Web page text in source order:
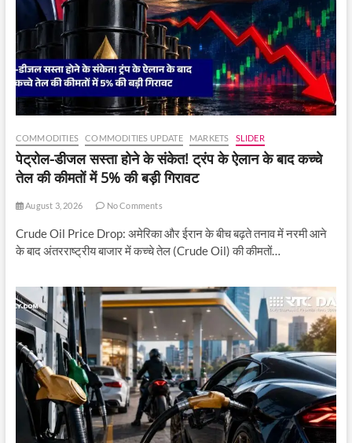
दर्ज
की
गई
COMMODITIES COMMODITIES UPDATE MARKETS SLIDER
पेट्रोल-डीजल सस्ता होने के संकेत! ट्रंप के ऐलान के बाद कच्चे
तेल की कीमतों में 5% की बड़ी गिरावट
August 3, 2026 No Comments
Crude Oil Price Drop: अमेरिका और ईरान के बीच बढ़ते तनाव में नरमी आने
के बाद अंतरराष्ट्रीय बाजार में कच्चे तेल (Crude Oil) की कीमतों…